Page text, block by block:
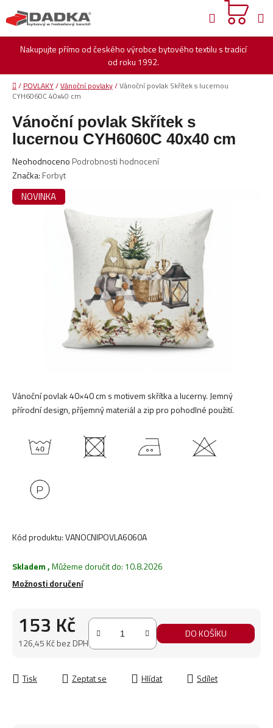
na
obsah
Nakupujte přímo od českého výrobce bytového textilu s tradicí
od roku 1992.
Hledat
Domů
/ POVLAKY/Vánoční povlaky/Vánoční povlak Skřítek s lucernou
CYH6060C 40x40 cm
Vánoční povlak 40×40 cm s motivem skřítka a lucerny. Jemný
přírodní design, příjemný materiál a zip pro pohodlné použití.
Kód produktu:VANOCNIPOVLA6060A
Skladem,Můžeme doručit do: 10.8.2026
Možnosti doručení
153 Kč
126,45 Kč bez DPH
DO KOŠÍKU
Tisk Zeptat se Hlídat Sdílet
Vánoční povlak Skřítek s
lucernou CYH6060C 40x40 cm
Průměrné
hodnocení
produktu
je
Neohodnoceno Podrobnosti hodnocení
Značka: Forbyt
NOVINKA